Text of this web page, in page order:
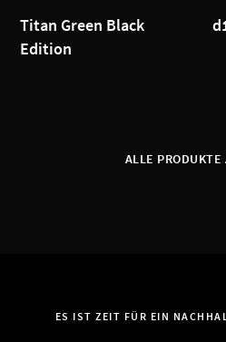
Titan Green Black
Edition
ALLE PRODUKTE
ES IST ZEIT FÜR EIN